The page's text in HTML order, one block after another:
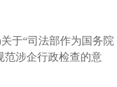
于“司法部作为国务院
范涉企行政检查的意